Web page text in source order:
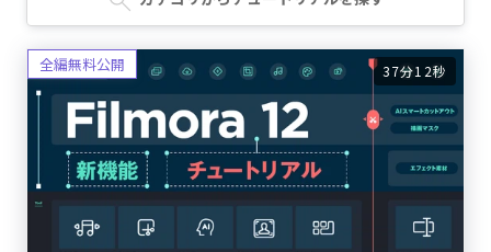
37分12秒